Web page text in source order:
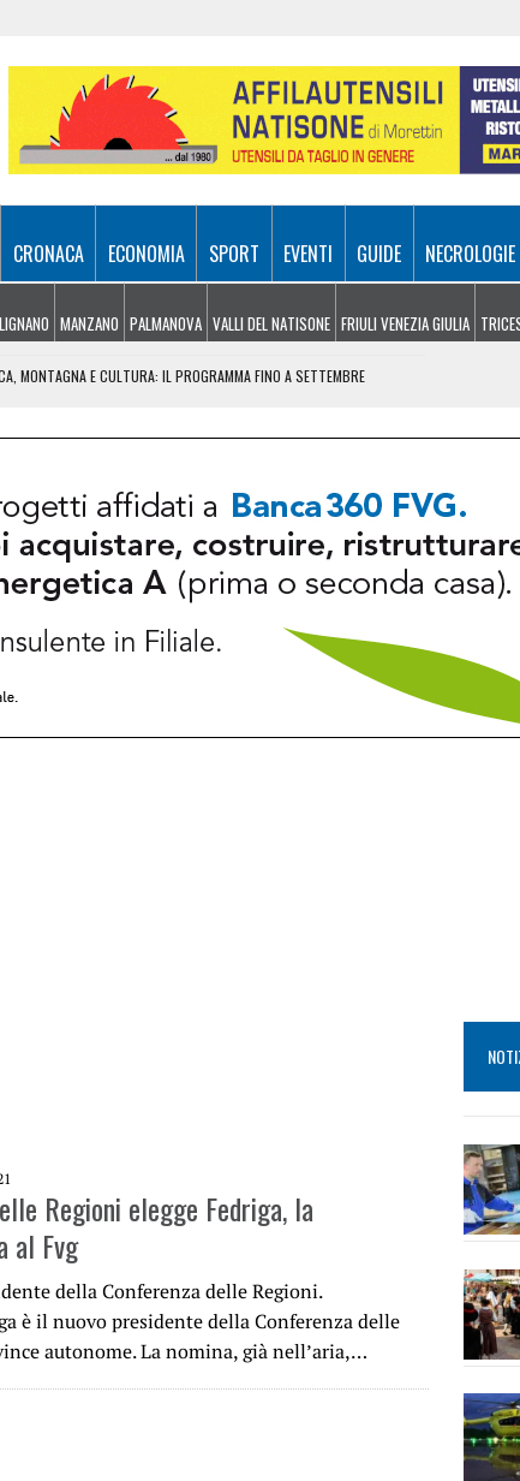
CRONACA ECONOMIA SPORT EVENTI GUIDE NECROLOGIE
LIGNANO MANZANO PALMANOVA VALLI DEL NATISONE FRIULI VENEZIA GIULIA
MONTAGNA E CULTURA: IL PROGRAMMA FINO A SETTEMBRE
LA POLIZIA LOCALE: “ECCO COSA È SUCCESSO”
MESE BOLLETTE SU DI OLTRE IL 10%
Regioni elegge Fedriga, la
al Fvg
della Conferenza delle Regioni.
è il nuovo presidente della Conferenza delle
autonome. La nomina, già nell’aria,…